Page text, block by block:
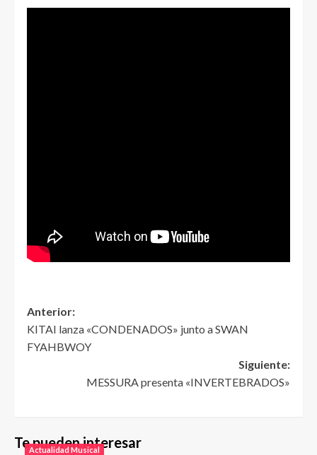
Anterior:
KITAI lanza «CONDENADOS» junto a SWAN
FYAHBWOY
Siguiente:
MESSURA presenta «INVERTEBRADOS»
Te pueden interesar
Actualidad Musical